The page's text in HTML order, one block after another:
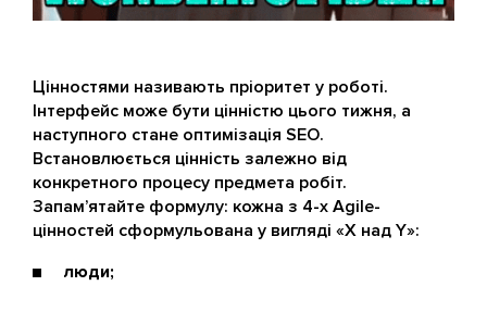
Цінностями називають пріоритет у роботі.
Інтерфейс може бути цінністю цього тижня, а
наступного стане оптимізація SEO.
Встановлюється цінність залежно від
конкретного процесу предмета робіт.
Запам’ятайте формулу: кожна з 4-х Agile-
цінностей сформульована у вигляді «X над Y»:
люди;